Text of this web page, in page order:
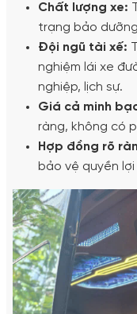
Chất lượng xe:
trạng bảo
Đội ngũ tài xế:
nghiệm lái xe
nghiệp, lịch sự.
Giá cả minh
ràng, không có
Hợp đồng rõ
bảo vệ quyền